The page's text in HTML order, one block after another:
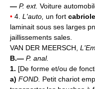
— P. ext. Voiture
• 4. L'auto, un fort
laminait sous ses larges
jaillissements sales.
VAN DER MEERSCH,
B.— P. anal.
1. [De forme et/ou de
a) FOND. Petit chariot